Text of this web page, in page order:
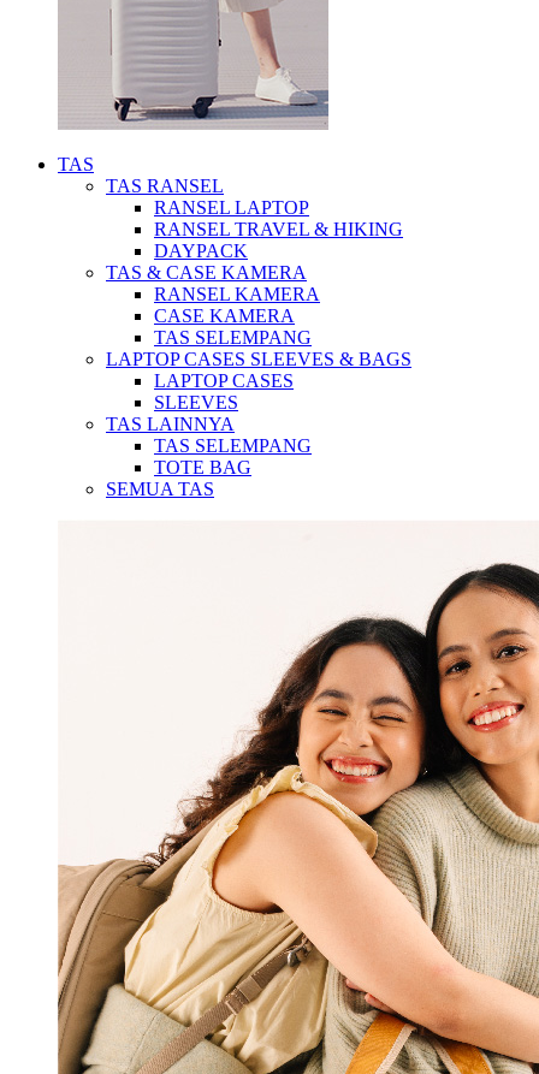
TAS
TAS RANSEL
RANSEL LAPTOP
RANSEL TRAVEL & HIKING
DAYPACK
TAS & CASE KAMERA
RANSEL KAMERA
CASE KAMERA
TAS SELEMPANG
LAPTOP CASES SLEEVES & BAGS
LAPTOP CASES
SLEEVES
TAS LAINNYA
TAS SELEMPANG
TOTE BAG
SEMUA TAS